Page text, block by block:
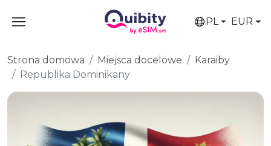
PL EUR
Strona domowa Miejsca docelowe
Karaiby
Republika Dominikany